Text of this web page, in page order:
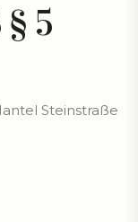
5
Steinstraße